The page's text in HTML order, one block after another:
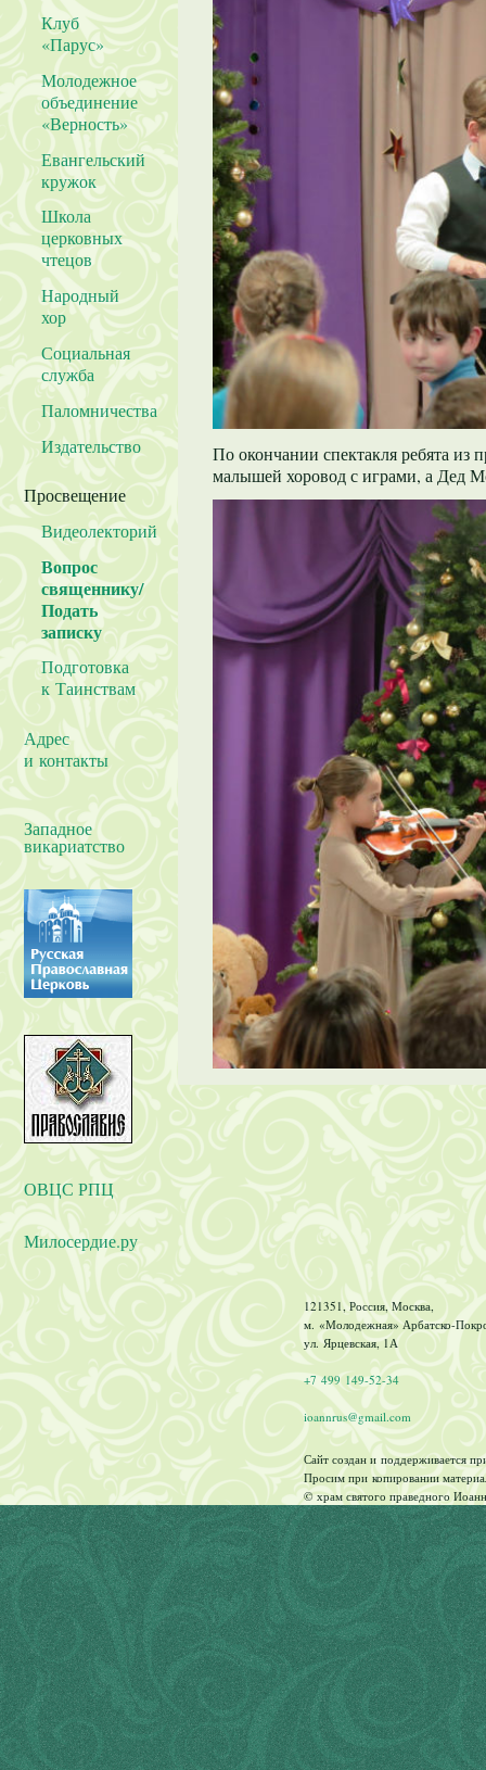
Клуб
«Парус»
Молодежное
объединение
«Верность»
Евангельский
кружок
Школа
церковных
чтецов
Народный
хор
Социальная
служба
Паломничества
Издательство
Просвещение
Видеолекторий
Вопрос
священнику/
Подать
записку
Подготовка
к Таинствам
Адрес
и контакты
Западное
викариатство
ОВЦС РПЦ
Милосердие.ру
По окончании спектакля ребята из
малышей хоровод с играми, а Дед
121351, Россия, Москва,
м. «Молодежная» Арбатско-
ул. Ярцевская, 1А
+7 499 149-52-34
ioannrus@gmail.com
Сайт создан и поддерживается
Просим при копировании
© храм святого праведного